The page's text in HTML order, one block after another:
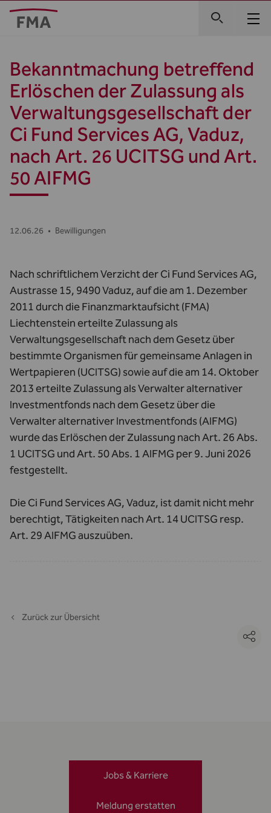
Bekanntmachung betreffend
Erlöschen der Zulassung als
Verwaltungsgesellschaft der
Ci Fund Services AG, Vaduz,
nach Art. 26 UCITSG und Art.
50 AIFMG
12.06.26 • Bewilligungen
Nach schriftlichem Verzicht der Ci Fund Services AG,
Austrasse 15, 9490 Vaduz, auf die am 1. Dezember
2011 durch die Finanzmarktaufsicht (FMA)
Liechtenstein erteilte Zulassung als
Verwaltungsgesellschaft nach dem Gesetz über
bestimmte Organismen für gemeinsame Anlagen in
Wertpapieren (UCITSG) sowie auf die am 14. Oktober
2013 erteilte Zulassung als Verwalter alternativer
Investmentfonds nach dem Gesetz über die
Verwalter alternativer Investmentfonds (AIFMG)
wurde das Erlöschen der Zulassung nach Art. 26 Abs.
1 UCITSG und Art. 50 Abs. 1 AIFMG per 9. Juni 2026
festgestellt.
Die Ci Fund Services AG, Vaduz, ist damit nicht mehr
berechtigt, Tätigkeiten nach Art. 14 UCITSG resp.
Art. 29 AIFMG auszuüben.
Zurück zur Übersicht
Jobs & Karriere
Meldung erstatten